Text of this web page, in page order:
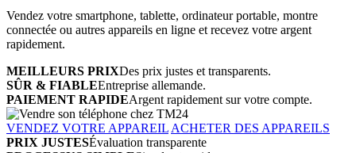
Vendez votre smartphone, tablette, ordinateur portable, montre
connectée ou autres appareils en ligne et recevez votre argent
rapidement.
MEILLEURS PRIXDes prix justes et transparents.
SÛR & FIABLEEntreprise allemande.
PAIEMENT RAPIDEArgent rapidement sur votre compte.
VENDEZ VOTRE APPAREIL ACHETER DES APPAREILS
PRIX JUSTESÉvaluation transparente